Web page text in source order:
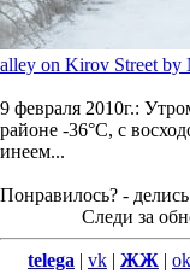
alley on Kirov Street by
9 февраля 2010г.:
районе -36°С, с
инеем...
Понравилось? -
Следи за
telega | vk | ЖЖ | ok